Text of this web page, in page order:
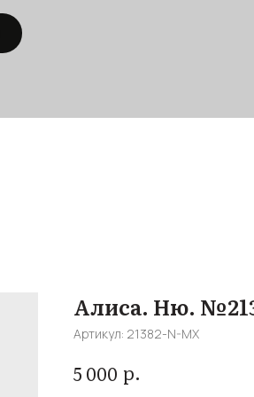
Алиса. Ню.
Артикул: 21382-N-MX
5 000 р.